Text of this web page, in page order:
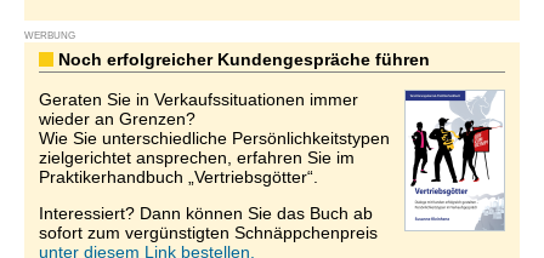
WERBUNG
Noch erfolgreicher Kundengespräche führen
Geraten Sie in Verkaufssituationen immer
wieder an Grenzen?
Wie Sie unterschiedliche Persönlichkeitstypen
zielgerichtet ansprechen, erfahren Sie im
Praktikerhandbuch „Vertriebsgötter“.
Interessiert? Dann können Sie das Buch ab
sofort zum vergünstigten Schnäppchenpreis
unter diesem Link bestellen.